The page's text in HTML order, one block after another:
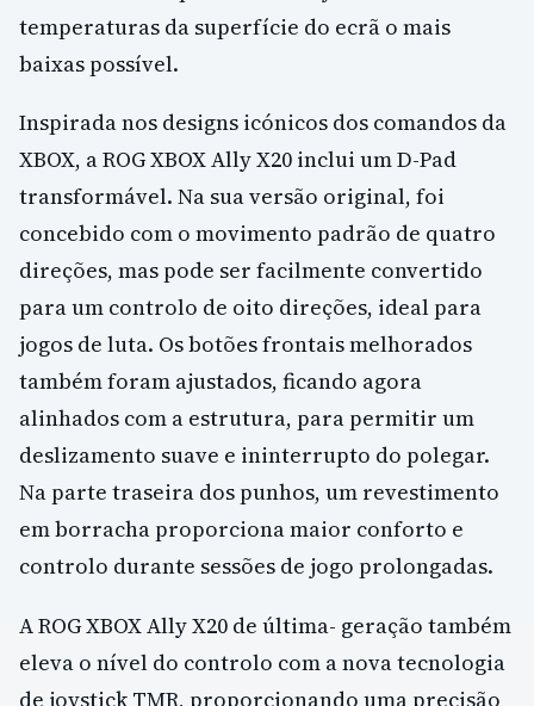
temperaturas da superfície do ecrã o mais
baixas possível.
Inspirada nos designs icónicos dos comandos da
XBOX, a ROG XBOX Ally X20 inclui um D-Pad
transformável. Na sua versão original, foi
concebido com o movimento padrão de quatro
direções, mas pode ser facilmente convertido
para um controlo de oito direções, ideal para
jogos de luta. Os botões frontais melhorados
também foram ajustados, ficando agora
alinhados com a estrutura, para permitir um
deslizamento suave e ininterrupto do polegar.
Na parte traseira dos punhos, um revestimento
em borracha proporciona maior conforto e
controlo durante sessões de jogo prolongadas.
A ROG XBOX Ally X20 de última- geração também
eleva o nível do controlo com a nova tecnologia
de joystick TMR, proporcionando uma precisão